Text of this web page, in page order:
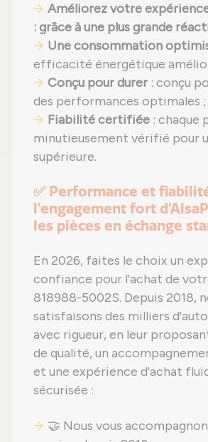
Améliorez votre
: grâce à une plus grande
Une consommation
efficacité énergétique
Conçu pour durer : conçu
des performances optimales ;
Fiabilité certifiée : chaque
minutieusement vérifié pour
supérieure.
✅ Performance et
l'engagement fort
les pièces en échange
En 2026, faites le choix un
confiance pour l'achat de
818988-5002S. Depuis 2018,
satisfaisons des milliers
avec rigueur, en leur
de qualité, un
et une expérience d'achat
sécurisée :
🤝 Nous vous